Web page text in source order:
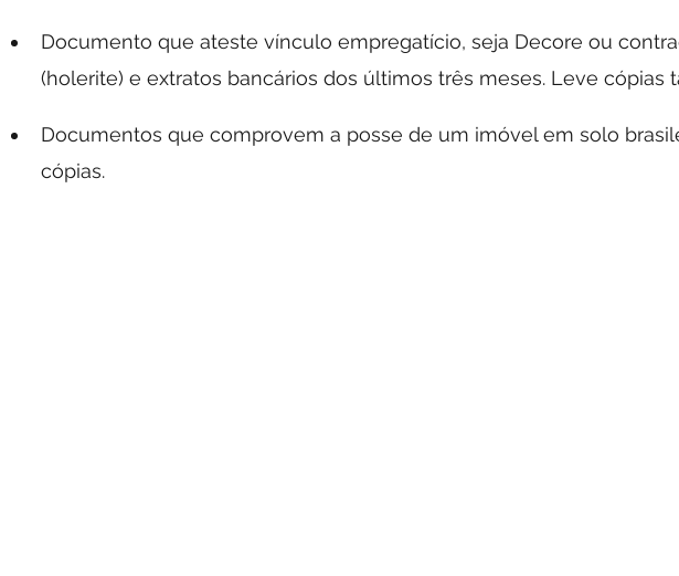
Documento que ateste vínculo empregatício, seja Decore ou
(holerite) e extratos bancários dos últimos três meses. Leve
Documentos que comprovem a posse de um imóvel em solo
cópias.